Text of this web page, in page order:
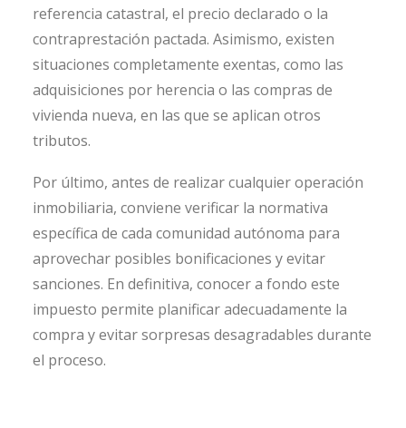
referencia catastral, el precio declarado o la
contraprestación pactada. Asimismo, existen
situaciones completamente exentas, como las
adquisiciones por herencia o las compras de
vivienda nueva, en las que se aplican otros
tributos.
Por último, antes de realizar cualquier operación
inmobiliaria, conviene verificar la normativa
específica de cada comunidad autónoma para
aprovechar posibles bonificaciones y evitar
sanciones. En definitiva, conocer a fondo este
impuesto permite planificar adecuadamente la
compra y evitar sorpresas desagradables durante
el proceso.